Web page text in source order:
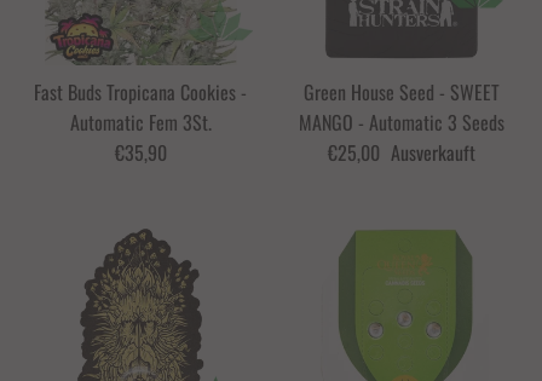
Fast Buds Tropicana Cookies -
Automatic Fem 3St.
€35,90
Green House Seed - SWEET
MANGO - Automatic 3 Seeds
€25,00 Ausverkauft